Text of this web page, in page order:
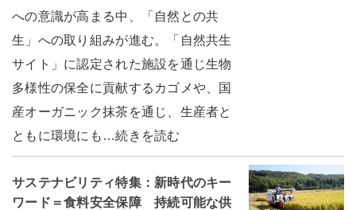
への意識が高まる中、「自然との共
生」への取り組みが進む。「自然共生
サイト」に認定された施設を通じ生物
多様性の保全に貢献するカゴメや、国
産オーガニック抹茶を通じ、生産者と
ともに環境にも…続きを読む
サステナビリティ特集：新時代のキー
ワード＝食料安全保障 持続可能な供